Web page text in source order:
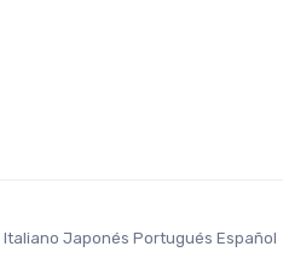
Japonés Portugués Español